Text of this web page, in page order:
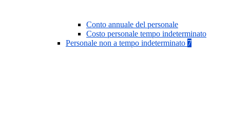
Conto annuale del personale
Costo personale tempo indeterminato
Personale non a tempo indeterminato 7